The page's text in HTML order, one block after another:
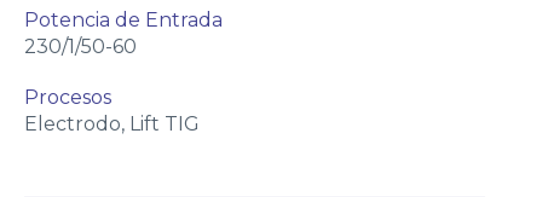
Potencia de Entrada
230/1/50-60
Procesos
Electrodo, Lift TIG